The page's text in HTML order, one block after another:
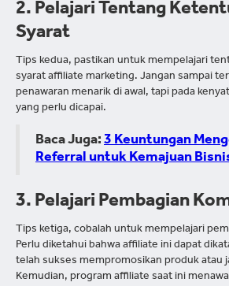
2. Pelajari Tentang
Syarat
Tips kedua, pastikan untuk mempelajari
syarat affiliate marketing. Jangan sampai
penawaran menarik di awal, tapi pada
yang perlu dicapai.
Baca Juga: 3 Keuntungan
Referral untuk Kemajuan
3. Pelajari Pembagian
Tips ketiga, cobalah untuk mempelajari
Perlu diketahui bahwa affiliate ini dapat
telah sukses mempromosikan produk atau
Kemudian, program affiliate saat ini